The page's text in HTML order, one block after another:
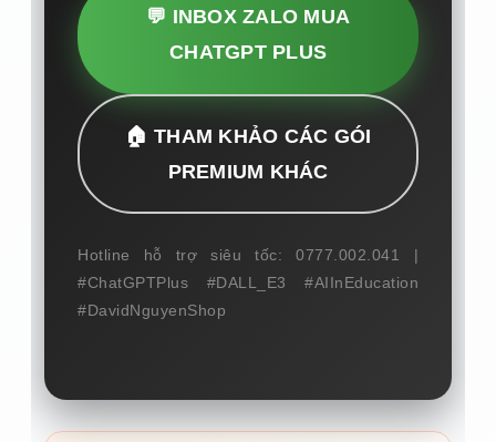
💬 INBOX ZALO MUA
CHATGPT PLUS
🏠 THAM KHẢO CÁC GÓI
PREMIUM KHÁC
Hotline hỗ trợ siêu tốc: 0777.002.041 |
#ChatGPTPlus #DALL_E3 #AIInEducation
#DavidNguyenShop